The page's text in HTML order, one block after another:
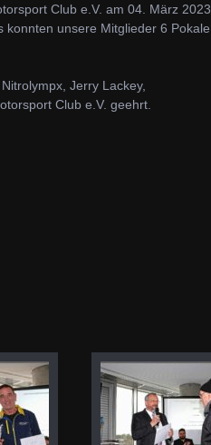
Club e.V. am 04. März 2023
unsere Mitglieder 6 Pokale
Jerry Lackey,
Club e.V. geehrt.